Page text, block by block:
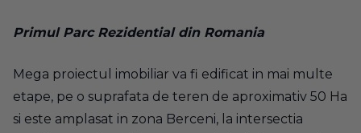
Primul Parc Rezidential din Romania
Mega proiectul imobiliar va fi edificat in mai multe
etape, pe o suprafata de teren de aproximativ 50 Ha
si este amplasat in zona Berceni, la intersectia